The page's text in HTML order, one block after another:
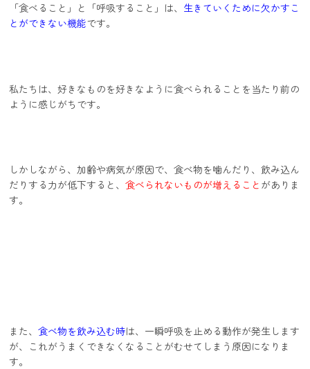
「食べること」と「呼吸すること」は、 生きていくために欠かすこ
とができない機能です。
私たちは、好きなものを好きなように食べられることを当たり前の
ように感じがちです。
しかしながら、加齢や病気が原因で、食べ物を噛んだり、飲み込ん
だりする力が低下すると、食べられないものが増えること がありま
す。
また、食べ物を飲み込む時は、一瞬呼吸を止める動作が発生します
が、これがうまくできなくなることがむせてしまう原因になりま
す。